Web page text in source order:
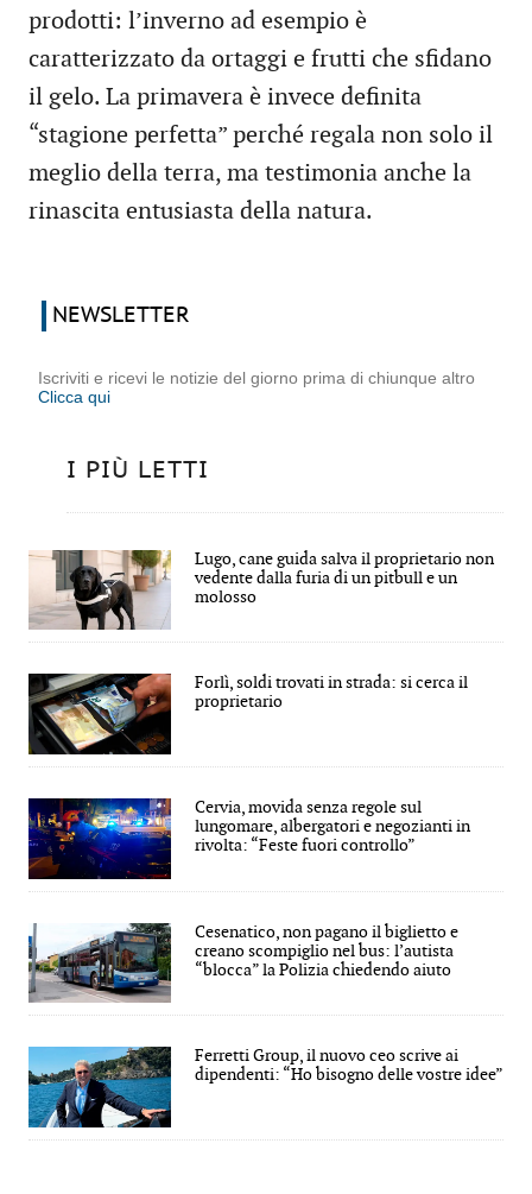
prodotti: l’inverno ad esempio è
caratterizzato da ortaggi e frutti che sfidano
il gelo. La primavera è invece definita
“stagione perfetta” perché regala non solo il
meglio della terra, ma testimonia anche la
rinascita entusiasta della natura.
NEWSLETTER
Iscriviti e ricevi le notizie del giorno prima di chiunque altro
Clicca qui
I PIÙ LETTI
Lugo, cane guida salva il proprietario non
vedente dalla furia di un pitbull e un
molosso
Forlì, soldi trovati in strada: si cerca il
proprietario
Cervia, movida senza regole sul
lungomare, albergatori e negozianti in
rivolta: “Feste fuori controllo”
Cesenatico, non pagano il biglietto e
creano scompiglio nel bus: l’autista
“blocca” la Polizia chiedendo aiuto
Ferretti Group, il nuovo ceo scrive ai
dipendenti: “Ho bisogno delle vostre idee”